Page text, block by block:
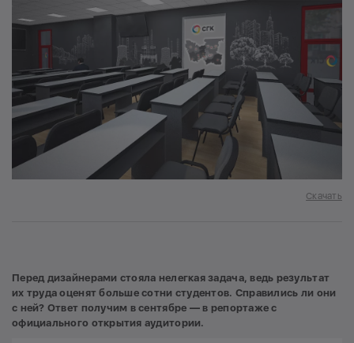
Скачать
Перед дизайнерами стояла нелегкая задача, ведь результат
их труда оценят больше сотни студентов. Справились ли они
с ней? Ответ получим в сентябре — в репортаже с
официального открытия аудитории.